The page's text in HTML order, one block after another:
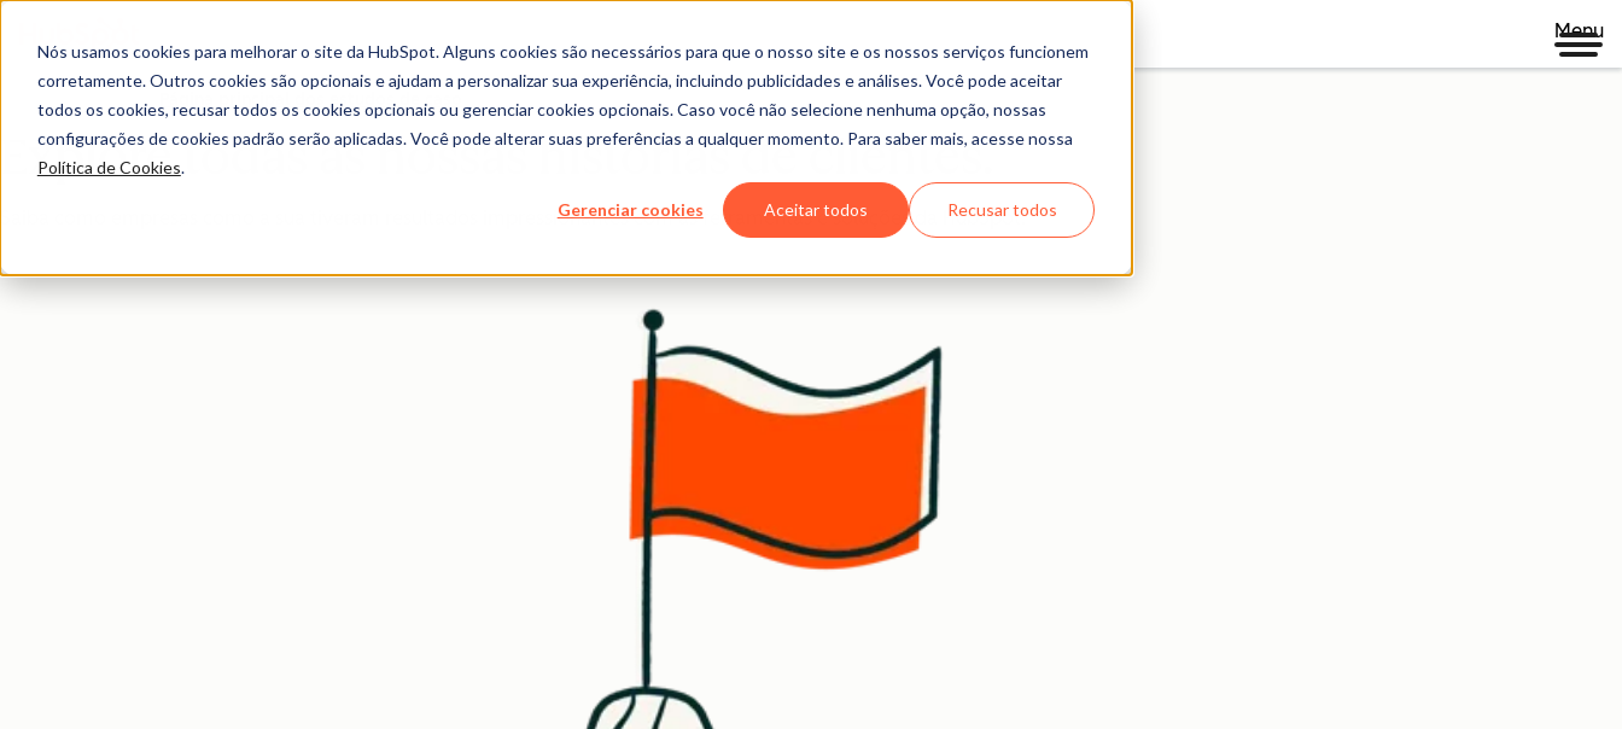
Nós usamos cookies para melhorar o site da HubSpot. Alguns cookies são necessários para que o nosso site e os nossos serviços funcionem
corretamente. Outros cookies são opcionais e ajudam a personalizar sua experiência, incluindo publicidades e análises. Você pode aceitar
todos os cookies, recusar todos os cookies opcionais ou gerenciar cookies opcionais. Caso você não selecione nenhuma opção, nossas
configurações de cookies padrão serão aplicadas. Você pode alterar suas preferências a qualquer momento. Para saber mais, acesse nossa
Política de Cookies.
Gerenciar cookies Aceitar todos Recusar todos
Menu
Página principal dos estudos de caso
Explore todas as nossas histórias de clientes.
Saiba como empresas como a sua tiveram resultados impressionantes com as ferramentas e soluções da HubSpot.